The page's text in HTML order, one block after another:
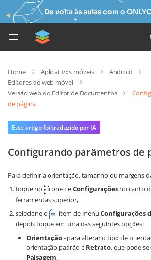
De volta às aulas com o
Home Aplicativos móveis
Android
Editores de web móvel
Versão web do Editor de Documentos
de página
Este artigo foi traduzido por IA
Configurando parâmetros de
Para definir a orientação, tamanho ou margens
toque no
ícone deConfigurações no canto
ferramentas superior,
selecione o
item de menu Configurações
depois toque em uma das seguintes opções:
Orientação- para alterar o tipo de
orientação padrão é Retrato, que pode
Paisagem.